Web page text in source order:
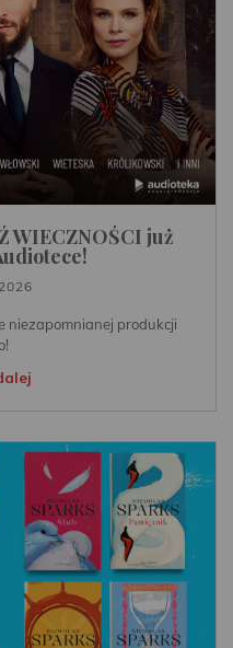
WIECZNOŚCI już
niezapomnianej produkcji